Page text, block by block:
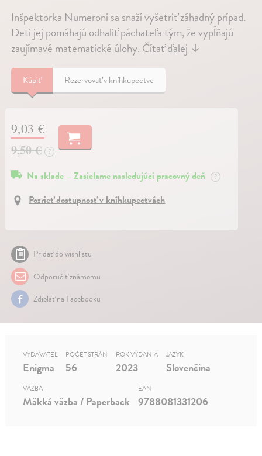
Inšpektorka Numeroni sa snaží vyšetriť záhadný prípad.
Deti jej pomáhajú odhaliť páchateľa tým, že vypĺňajú
zaujímavé matematické úlohy.Čítať ďalej↓
Kúpiť Rezervovať v kníhkupectve
9,03 €
9,50 €
?
Na sklade – Zasielame nasledujúci pracovný deň ?
Pozrieť dostupnosť v kníhkupectvách
Pridať do wishlistu
Odporučiť známemu
Zdielať na Facebooku
VYDAVATEĽ
Enigma
POČET STRÁN
56
ROK VYDANIA
2023
JAZYK
Slovenčina
VÄZBA
Mäkká väzba / Paperback
EAN
9788081331206